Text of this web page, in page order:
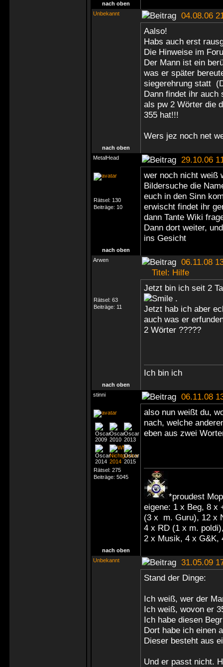
nach oben
Unbekannt
04.08.06
Aalso!
Habs auch erst
Die Hinweise im
Der Mann ist ein
was er später
siegerehrung statt
Dann findet ihr auch
als pw 2 Wörter die
355 hat!!!
Wers jez noch net
nach oben
MetalHead
29.10.06
Rätsel: 130
Beiträge: 10
wer noch nicht weiß
Bildersuche die
euch in den Sinn
erwischt findet ihr
dann Tante Wiki
Dann dort weiter,
ins Gesicht
nach oben
Arwen
06.11.08
Titel: Hilfe
Rätsel: 63
Beiträge: 11
Jetzt bin ich seit 2
.
Jetzt hab ich aber
auch was er
2 Wörter ?????
Ich bin ich
nach oben
stinni
06.11.08
Rätsel: 275
Beiträge: 5045
also nun weißt du,
nach, welche
eben aus zwei
*proudest
eigene: 1 x Beg, 8 x
(3 x m. Guru), 12 x
4 x RD (1 x m.
2 x Musik, 4 x G&K,
nach oben
Unbekannt
31.05.09
Stand der Dinge:
Ich weiß, wer der
Ich weiß, wovon er
Ich habe diesen
Dort habe ich einen
Dieser besteht aus
Und er passt nicht.